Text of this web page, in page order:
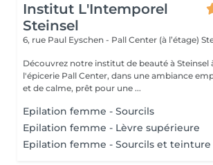
Institut L'Intemporel
Steinsel
6, rue Paul Eyschen - Pall Center (à l’étage)
Découvrez notre institut de beauté à Steinsel
l'épicerie Pall Center, dans une ambiance
et de calme, prêt pour une ...
Epilation femme - Sourcils
Epilation femme - Lèvre supérieure
Epilation femme - Sourcils et teinture